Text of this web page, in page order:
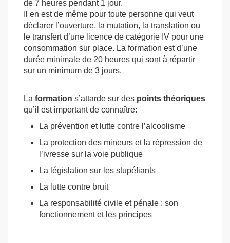
de 7 heures pendant 1 jour.
Il en est de même pour toute personne qui veut
déclarer l’ouverture, la mutation, la translation ou
le transfert d’une licence de catégorie IV pour une
consommation sur place. La formation est d’une
durée minimale de 20 heures qui sont à répartir
sur un minimum de 3 jours.
La formation s’attarde sur des points théoriques
qu’il est important de connaître:
La prévention et lutte contre l’alcoolisme
La protection des mineurs et la répression de
l’ivresse sur la voie publique
La législation sur les stupéfiants
La lutte contre bruit
La responsabilité civile et pénale : son
fonctionnement et les principes